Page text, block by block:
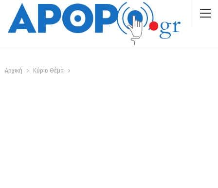
Αρχική Κύριο Θέμα